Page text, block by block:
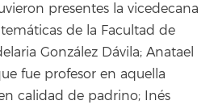
presentes la vicedecana
de la Facultad de
González Dávila; Anatael
fue profesor en aquella
calidad de padrino; Inés